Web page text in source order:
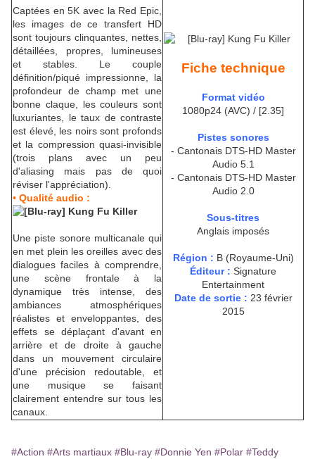
Captées en 5K avec la Red Epic,
les images de ce transfert HD
sont toujours clinquantes, nettes,
détaillées, propres, lumineuses
et stables. Le couple
définition/piqué impressionne, la
profondeur de champ met une
bonne claque, les couleurs sont
luxuriantes, le taux de contraste
est élevé, les noirs sont profonds
et la compression quasi-invisible
(trois plans avec un peu
d'aliasing mais pas de quoi
réviser l'appréciation).
• Qualité audio :
Une piste sonore multicanale qui
en met plein les oreilles avec des
dialogues faciles à comprendre,
une scène frontale à la
dynamique très intense, des
ambiances atmosphériques
réalistes et enveloppantes, des
effets se déplaçant d'avant en
arrière et de droite à gauche
dans un mouvement circulaire
d'une précision redoutable, et
une musique se faisant
clairement entendre sur tous les
canaux.
Fiche technique
Format vidéo
1080p24 (AVC) / [2.35]
Pistes sonores
- Cantonais DTS-HD Master
Audio 5.1
- Cantonais DTS-HD Master
Audio 2.0
Sous-titres
Anglais imposés
Région : B (Royaume-Uni)
Éditeur : Signature
Entertainment
Date de sortie : 23 février
2015
#Action #Arts martiaux #Blu-ray #Donnie Yen #Polar #Teddy